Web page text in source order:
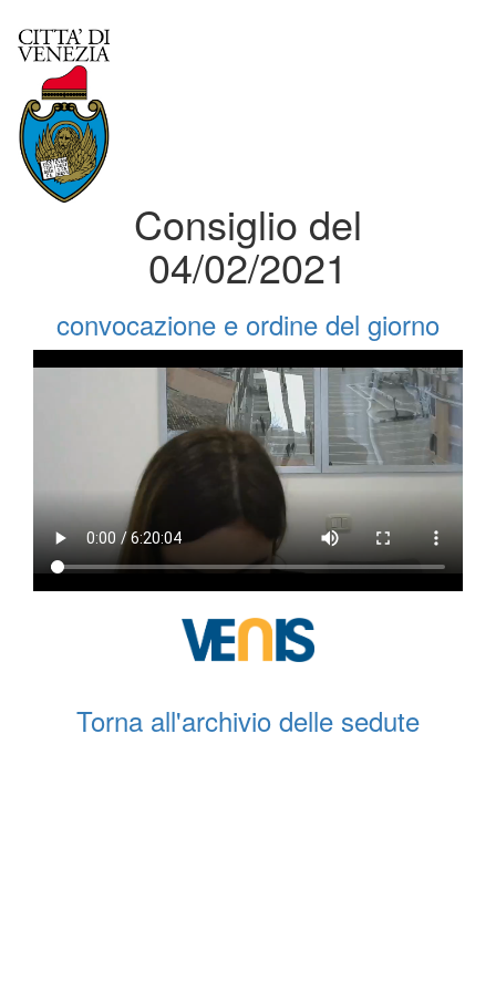
Consiglio del
04/02/2021
convocazione e ordine del giorno
Torna all'archivio delle sedute